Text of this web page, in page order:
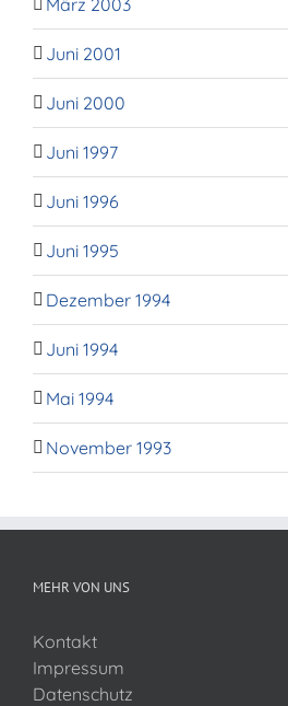
Juni 2001
Juni 2000
Juni 1997
Juni 1996
Juni 1995
Dezember 1994
Juni 1994
Mai 1994
November 1993
MEHR VON UNS
Kontakt
Impressum
Datenschutz